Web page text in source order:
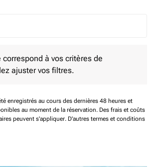
Round trip Selected
à vos critères de
ajuster vos filtres.
enregistrés au cours des dernières 48 heures et
au moment de la réservation. Des frais et coûts
peuvent s'appliquer. D'autres termes et conditions